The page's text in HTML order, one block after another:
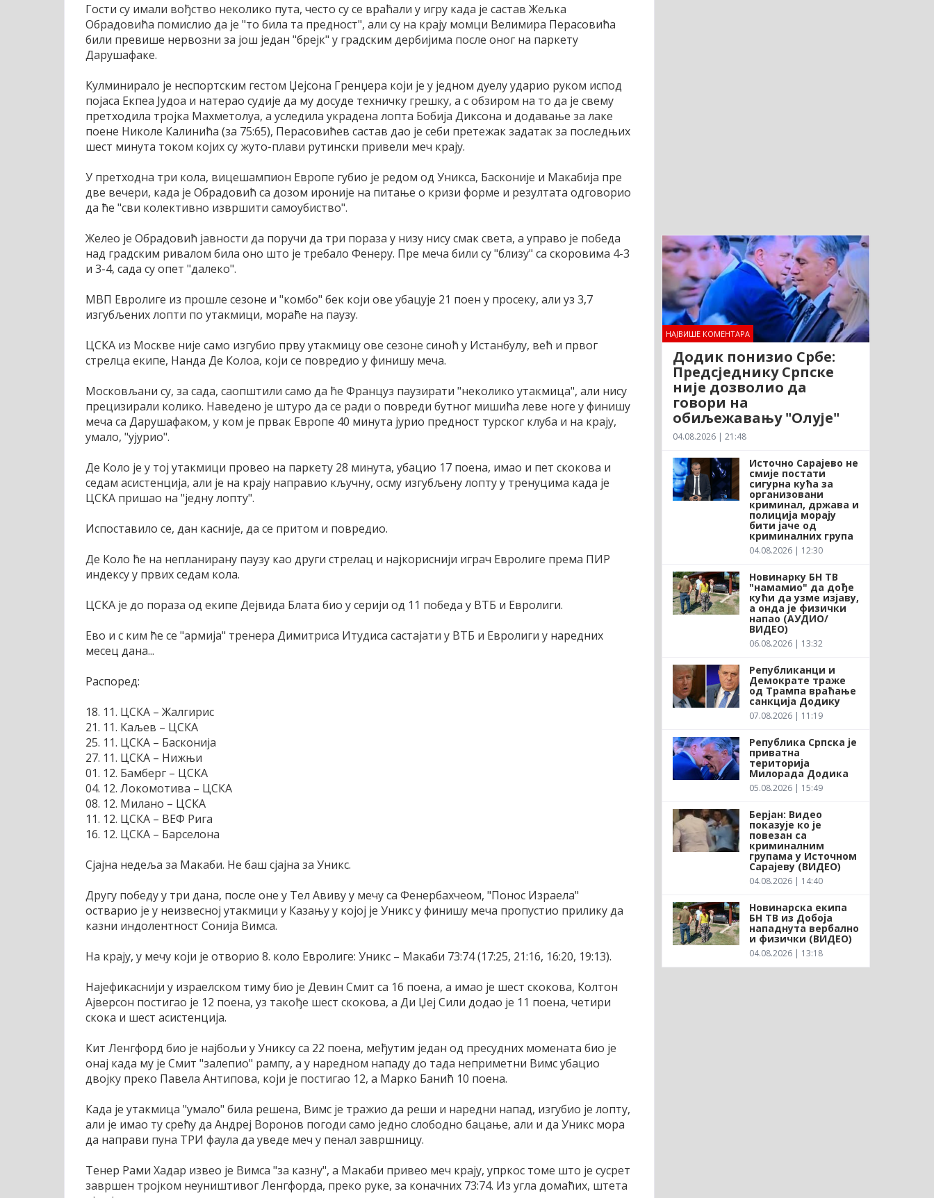
Гости су имали вођство неколико пута, често су се враћали у игру када је састав Жељка
Обрадовића помислио да је "то била та предност", али су на крају момци Велимира Перасовића
били превише нервозни за још један "брејк" у градским дербијима после оног на паркету
Дарушафаке.
Кулминирало је неспортским гестом Џејсона Гренџера који је у једном дуелу ударио руком испод
појаса Екпеа Јудоа и натерао судије да му досуде техничку грешку, а с обзиром на то да је свему
претходила тројка Махметолуа, а уследила украдена лопта Бобија Диксона и додавање за лаке
поене Николе Калинића (за 75:65), Перасовићев састав дао је себи претежак задатак за последњих
шест минута током којих су жуто-плави рутински привели меч крају.
У претходна три кола, вицешампион Европе губио је редом од Уникса, Басконије и Макабија пре
две вечери, када је Обрадовић са дозом ироније на питање о кризи форме и резултата одговорио
да ће "сви колективно извршити самоубиство".
Желео је Обрадовић јавности да поручи да три пораза у низу нису смак света, а управо је победа
над градским ривалом била оно што је требало Фенеру. Пре меча били су "близу" са скоровима 4-3
и 3-4, сада су опет "далеко".
МВП Евролиге из прошле сезоне и "комбо" бек који ове убацује 21 поен у просеку, али уз 3,7
изгубљених лопти по утакмици, мораће на паузу.
ЦСКА из Москве није само изгубио прву утакмицу ове сезоне синоћ у Истанбулу, већ и првог
стрелца екипе, Нанда Де Колоа, који се повредио у финишу меча.
Московљани су, за сада, саопштили само да ће Француз паузирати "неколико утакмица", али нису
прецизирали колико. Наведено је штуро да се ради о повреди бутног мишића леве ноге у финишу
меча са Дарушафаком, у ком је првак Европе 40 минута јурио предност турског клуба и на крају,
умало, "ујурио".
Де Коло је у тој утакмици провео на паркету 28 минута, убацио 17 поена, имао и пет скокова и
седам асистенција, али је на крају направио кључну, осму изгубљену лопту у тренуцима када је
ЦСКА пришао на "једну лопту".
Испоставило се, дан касније, да се притом и повредио.
Де Коло ће на непланирану паузу као други стрелац и најкориснији играч Евролиге према ПИР
индексу у првих седам кола.
ЦСКА је до пораза од екипе Дејвида Блата био у серији од 11 победа у ВТБ и Евролиги.
Ево и с ким ће се "армија" тренера Димитриса Итудиса састајати у ВТБ и Евролиги у наредних
месец дана...
Распоред:
18. 11. ЦСКА – Жалгирис
21. 11. Каљев – ЦСКА
25. 11. ЦСКА – Басконија
27. 11. ЦСКА – Нижњи
01. 12. Бамберг – ЦСКА
04. 12. Локомотива – ЦСКА
08. 12. Милано – ЦСКА
11. 12. ЦСКА – ВЕФ Рига
16. 12. ЦСКА – Барселона
Сјајна недеља за Макаби. Не баш сјајна за Уникс.
Другу победу у три дана, после оне у Тел Авиву у мечу са Фенербахчеом, "Понос Израела"
остварио је у неизвесној утакмици у Казању у којој је Уникс у финишу меча пропустио прилику да
казни индолентност Сонија Вимса.
На крају, у мечу који је отворио 8. коло Евролиге: Уникс – Макаби 73:74 (17:25, 21:16, 16:20, 19:13).
Најефикаснији у израелском тиму био је Девин Смит са 16 поена, а имао је шест скокова, Колтон
Ајверсон постигао је 12 поена, уз такође шест скокова, а Ди Џеј Сили додао је 11 поена, четири
скока и шест асистенција.
Кит Ленгфорд био је најбољи у Униксу са 22 поена, међутим један од пресудних момената био је
онај када му је Смит "залепио" рампу, а у наредном нападу до тада неприметни Вимс убацио
двојку преко Павела Антипова, који је постигао 12, а Марко Банић 10 поена.
Када је утакмица "умало" била решена, Вимс је тражио да реши и наредни напад, изгубио је лопту,
али је имао ту срећу да Андреј Воронов погоди само једно слободно бацање, али и да Уникс мора
да направи пуна ТРИ фаула да уведе меч у пенал завршницу.
Тенер Рами Хадар извео је Вимса "за казну", а Макаби привео меч крају, упркос томе што је сусрет
завршен тројком неуништивог Ленгфорда, преко руке, за коначних 73:74. Из угла домаћих, штета
НАЈВИШЕ КОМЕНТАРА
Додик понизио Србе:
Предсједнику Српске
није дозволио да
говори на
обиљежавању "Олује"
04.08.2026 | 21:48
Источно Сарајево не
смије постати
сигурна кућа за
организовани
криминал, држава и
полиција морају
бити јаче од
криминалних група
04.08.2026 | 12:30
Новинарку БН ТВ
"намамио" да дође
кући да узме изјаву,
а онда је физички
напао (АУДИО/
ВИДЕО)
06.08.2026 | 13:32
Републиканци и
Демократе траже
од Трампа враћање
санкција Додику
07.08.2026 | 11:19
Република Српска је
приватна
територија
Милорада Додика
05.08.2026 | 15:49
Берјан: Видео
показује ко је
повезан са
криминалним
групама у Источном
Сарајеву (ВИДЕО)
04.08.2026 | 14:40
Новинарска екипа
БН ТВ из Добоја
нападнута вербално
и физички (ВИДЕО)
04.08.2026 | 13:18